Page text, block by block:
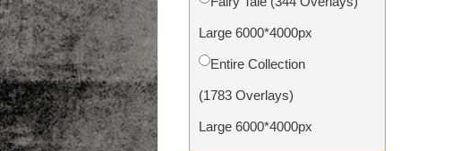
obuku AI Video Editing Services
Large 6000*4000px
Entire Collection
(1783 Overlays)
Large 6000*4000px